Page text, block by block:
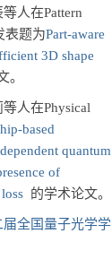
人在Pattern
表题为Part-aware
3D shape
。
人在Physical
based
quantum
of
的学术论文。
届全国量子光学学